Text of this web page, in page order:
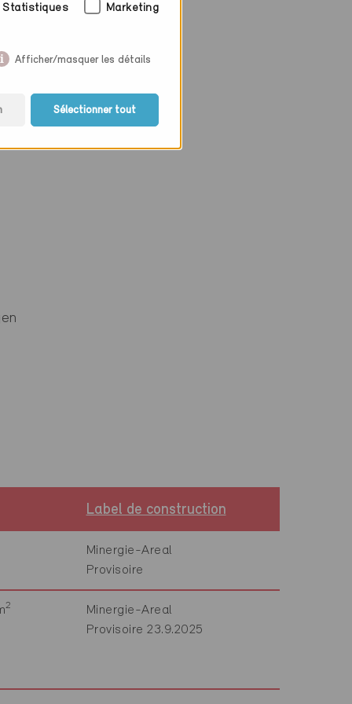
Label de construction
Minergie-Areal
Provisoire
2
Minergie-Areal
Provisoire 23.9.2025
Statistiques Marketing
Afficher/masquer les détails
Sélectionner tout